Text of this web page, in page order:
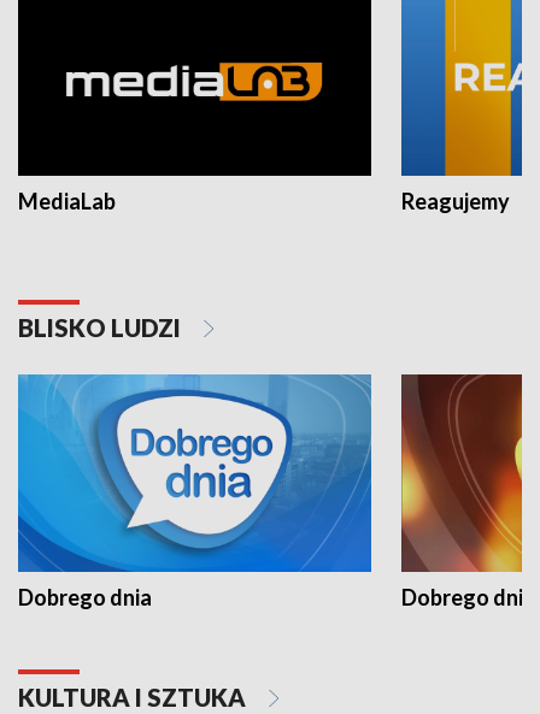
MediaLab Reagujemy
BLISKO LUDZI
Dobrego dnia Dobrego dnia
KULTURA I SZTUKA